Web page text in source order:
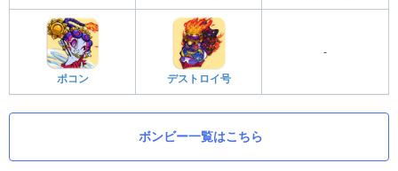
ポコン デストロイ号
-
ボンビー一覧はこちら